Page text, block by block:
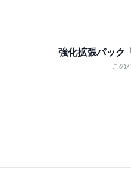
強化拡張パック
この